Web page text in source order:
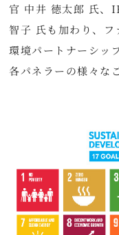
官 中井 徳太郎 氏
智子 氏も加わり、フ
環境パートナーシッ
各パネラーの様々な